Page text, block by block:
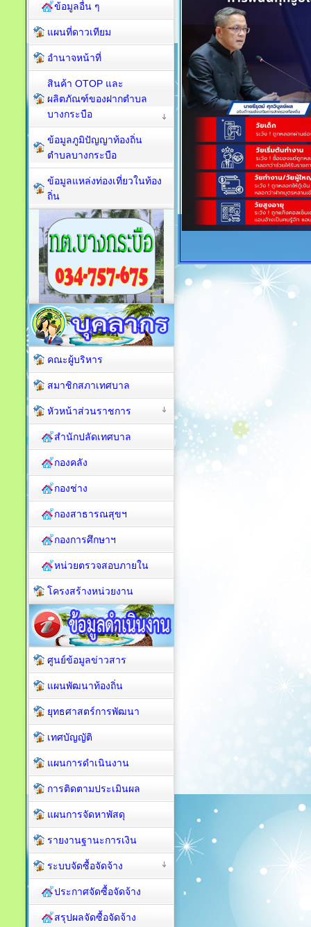
ข้อมูลอื่น ๆ
แผนที่ดาวเทียม
อำนาจหน้าที่
สินค้า OTOP และ
ผลิตภัณฑ์ของฝากตำบล
บางกระบือ
ข้อมูลภูมิปัญญาท้องถิ่น
ตำบลบางกระบือ
ข้อมูลแหล่งท่องเที่ยวในท้อง
ถิ่น
คณะผู้บริหาร
สมาชิกสภาเทศบาล
หัวหน้าส่วนราชการ
สำนักปลัดเทศบาล
กองคลัง
กองช่าง
กองสาธารณสุขฯ
กองการศึกษาฯ
หน่วยตรวจสอบภายใน
โครงสร้างหน่วยงาน
ศูนย์ข้อมูลข่าวสาร
แผนพัฒนาท้องถิ่น
ยุทธศาสตร์การพัฒนา
เทศบัญญัติ
แผนการดำเนินงาน
การติดตามประเมินผล
แผนการจัดหาพัสดุ
รายงานฐานะการเงิน
ระบบจัดซื้อจัดจ้าง
ประกาศจัดซื้อจัดจ้าง
สรุปผลจัดซื้อจัดจ้าง